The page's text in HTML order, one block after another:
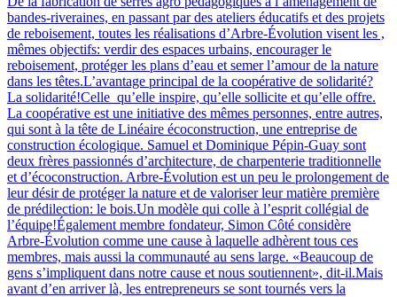
bandes-riveraines, en passant par des ateliers éducatifs et des projets
de reboisement, toutes les réalisations d’Arbre-Évolution visent les ,
mêmes objectifs: verdir des espaces urbains, encourager le
reboisement, protéger les plans d’eau et semer l’amour de la nature
dans les têtes.L’avantage principal de la coopérative de solidarité?
La solidarité!Celle qu’elle inspire, qu’elle sollicite et qu’elle offre.
La coopérative est une initiative des mêmes personnes, entre autres,
qui sont à la tête de Linéaire écoconstruction, une entreprise de
construction écologique. Samuel et Dominique Pépin-Guay sont
deux frères passionnés d’architecture, de charpenterie traditionnelle
et d’écoconstruction. Arbre-Évolution est un peu le prolongement de
leur désir de protéger la nature et de valoriser leur matière première
de prédilection: le bois.Un modèle qui colle à l’esprit collégial de
l’équipe!Également membre fondateur, Simon Côté considère
Arbre-Évolution comme une cause à laquelle adhèrent tous ces
membres, mais aussi la communauté au sens large. «Beaucoup de
gens s’impliquent dans notre cause et nous soutiennent», dit-il.Mais
avant d’en arriver là, les entrepreneurs se sont tournés vers la